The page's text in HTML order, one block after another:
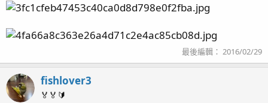
最後編輯： 2016/02/29
fishlover3
🏅🏅🔰